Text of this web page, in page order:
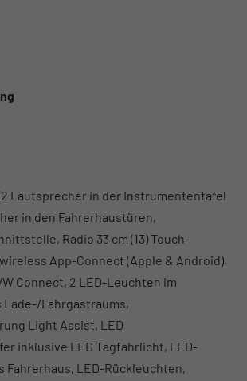
Lautsprecher in der Instrumententafel
in den Fahrerhaustüren,
Radio 33 cm (13) Touch-
App-Connect (Apple & Android),
Connect, 2 LED-Leuchten im
Lade-/Fahrgastraums,
Light Assist, LED
inklusive LED Tagfahrlicht, LED-
Fahrerhaus, LED-Rückleuchten,